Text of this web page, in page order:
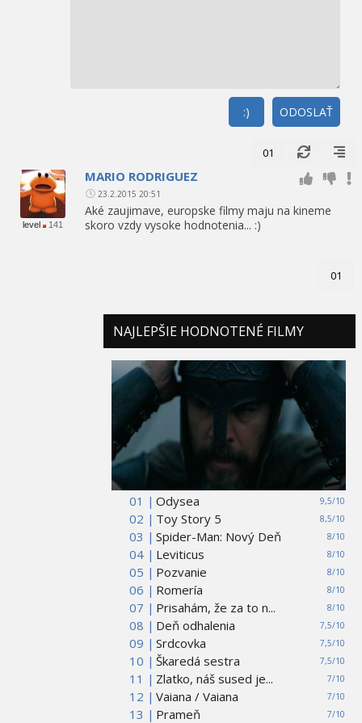
ODOSLAŤ
:)
01
level 141
MARIO RODRIGUEZ
23.2.2015 20:51
Aké zaujimave, europske filmy maju na kineme
skoro vzdy vysoke hodnotenia... :)
01
NAJLEPŠIE HODNOTENÉ FILMY
01 | 9,5/10
Odysea
02 |
8,5/10
Toy Story 5
03 |
8/10
Spider-Man: Nový Deň
04 |
8/10
Leviticus
05 |
8/10
Pozvanie
06 |
8/10
Romería
07 |
8/10
Prisahám, že za to n...
08 |
7,5/10
Deň odhalenia
09 |
7,5/10
Srdcovka
10 |
7,5/10
Škaredá sestra
11 |
7/10
Zlatko, náš sused je...
12 |
7/10
Vaiana / Vaiana
13 |
7/10
Prameň